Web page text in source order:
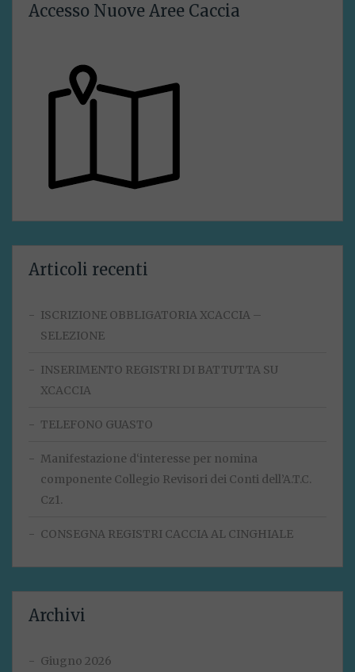
Accesso Nuove Aree Caccia
Articoli recenti
ISCRIZIONE OBBLIGATORIA XCACCIA –
SELEZIONE
INSERIMENTO REGISTRI DI BATTUTTA SU
XCACCIA
TELEFONO GUASTO
Manifestazione d‘interesse per nomina
componente Collegio Revisori dei Conti dell’A.T.C.
Cz1.
CONSEGNA REGISTRI CACCIA AL CINGHIALE
Archivi
Giugno 2026